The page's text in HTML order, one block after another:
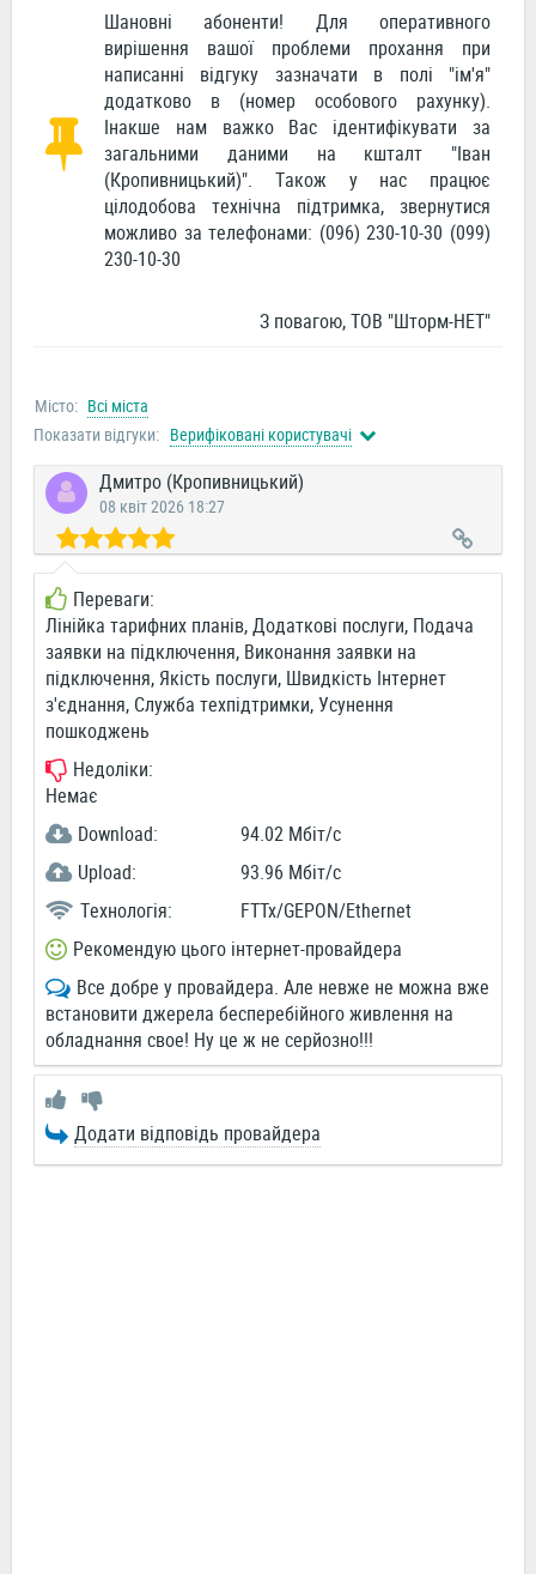
Шановні абоненти! Для оперативного
вирішення вашої проблеми прохання при
написанні відгуку зазначати в полі "ім'я"
додатково в (номер особового рахунку).
Інакше нам важко Вас ідентифікувати за
загальними даними на кшталт "Іван
(Кропивницький)". Також у нас працює
цілодобова технічна підтримка, звернутися
можливо за телефонами: (096) 230-10-30 (099)
230-10-30
З повагою, ТОВ "Шторм-НЕТ"
Місто: Всі міста
Показати відгуки: Верифіковані користувачі
Дмитро (Кропивницький)
08 квіт 2026 18:27
Переваги:
Лінійка тарифних планів, Додаткові послуги, Подача
заявки на підключення, Виконання заявки на
підключення, Якість послуги, Швидкість Інтернет
з'єднання, Служба техпідтримки, Усунення
пошкоджень
Недоліки:
Немає
Download:
94.02 Мбіт/c
Upload:
93.96 Мбіт/c
Технологія:
FTTx/GEPON/Ethernet
Рекомендую цього інтернет-провайдера
Все добре у провайдера. Але невже не можна вже
встановити джерела бесперебійного живлення на
обладнання свое! Ну це ж не серйозно!!!
Додати відповідь провайдера